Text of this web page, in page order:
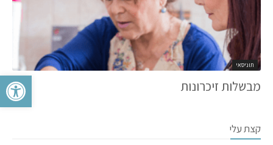
פתח
תוניסאי
מבשלות זיכרונות
קצת עלי